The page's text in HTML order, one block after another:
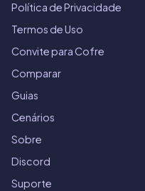
Política de Privacidade
Termos de Uso
Convite para Cofre
Comparar
Guias
Cenários
Sobre
Discord
Suporte